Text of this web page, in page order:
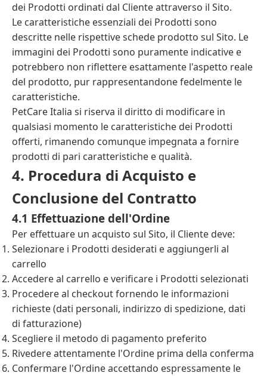
dei Prodotti ordinati dal Cliente attraverso il Sito.
Le caratteristiche essenziali dei Prodotti sono
descritte nelle rispettive schede prodotto sul Sito. Le
immagini dei Prodotti sono puramente indicative e
potrebbero non riflettere esattamente l'aspetto reale
del prodotto, pur rappresentandone fedelmente le
caratteristiche.
PetCare Italia si riserva il diritto di modificare in
qualsiasi momento le caratteristiche dei Prodotti
offerti, rimanendo comunque impegnata a fornire
prodotti di pari caratteristiche e qualità.
4. Procedura di Acquisto e
Conclusione del Contratto
4.1 Effettuazione dell'Ordine
Per effettuare un acquisto sul Sito, il Cliente deve:
Selezionare i Prodotti desiderati e aggiungerli al
carrello
Accedere al carrello e verificare i Prodotti selezionati
Procedere al checkout fornendo le informazioni
richieste (dati personali, indirizzo di spedizione, dati
di fatturazione)
Scegliere il metodo di pagamento preferito
Rivedere attentamente l'Ordine prima della conferma
Confermare l'Ordine accettando espressamente le